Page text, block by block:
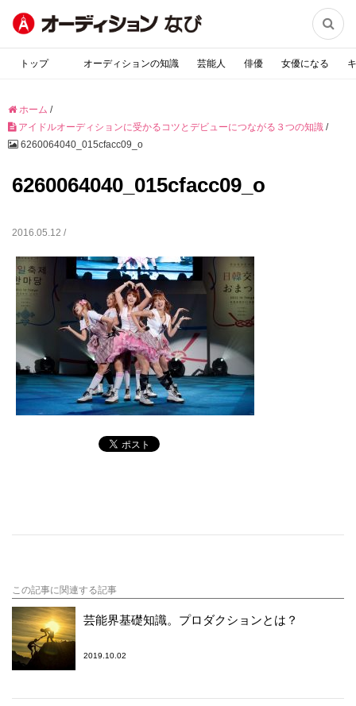

トップ オーディションの知識 芸能人 俳優 女優になる
ホーム /
アイドルオーディションに受かるコツとデビューにつながる３つの知識 /
6260064040_015cfacc09_o
6260064040_015cfacc09_o
2016.05.12 /
この記事に関連する記事
芸能界基礎知識。プロダクションとは？
2019.10.02